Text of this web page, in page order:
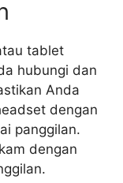
tablet
hubungi dan
Anda
dengan
panggilan.
dengan